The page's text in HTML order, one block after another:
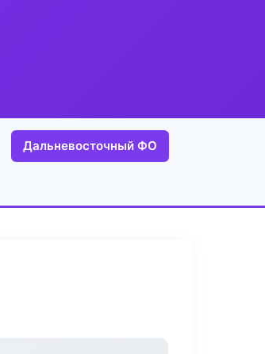
Дальневосточный ФО